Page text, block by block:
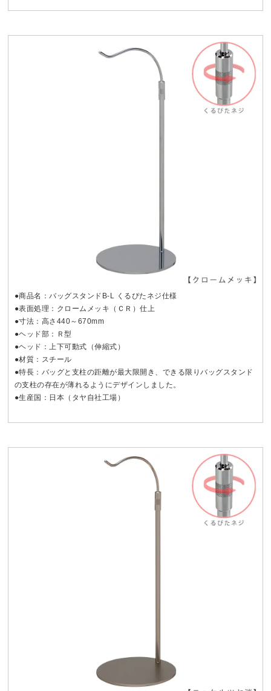
●商品名：バッグスタンドB-L くるぴたネジ仕様
●表面処理：クロームメッキ（ＣＲ）仕上
●寸法：高さ440～670mm
●ヘッド部：Ｒ型
●ヘッド：上下可動式（伸縮式）
●材質：スチール
●特長：バッグと支柱の距離が最大限開き、できる限りバッグスタンド
の支柱の存在が薄れるようにデザインしました。
●生産国：日本（タヤ自社工場）